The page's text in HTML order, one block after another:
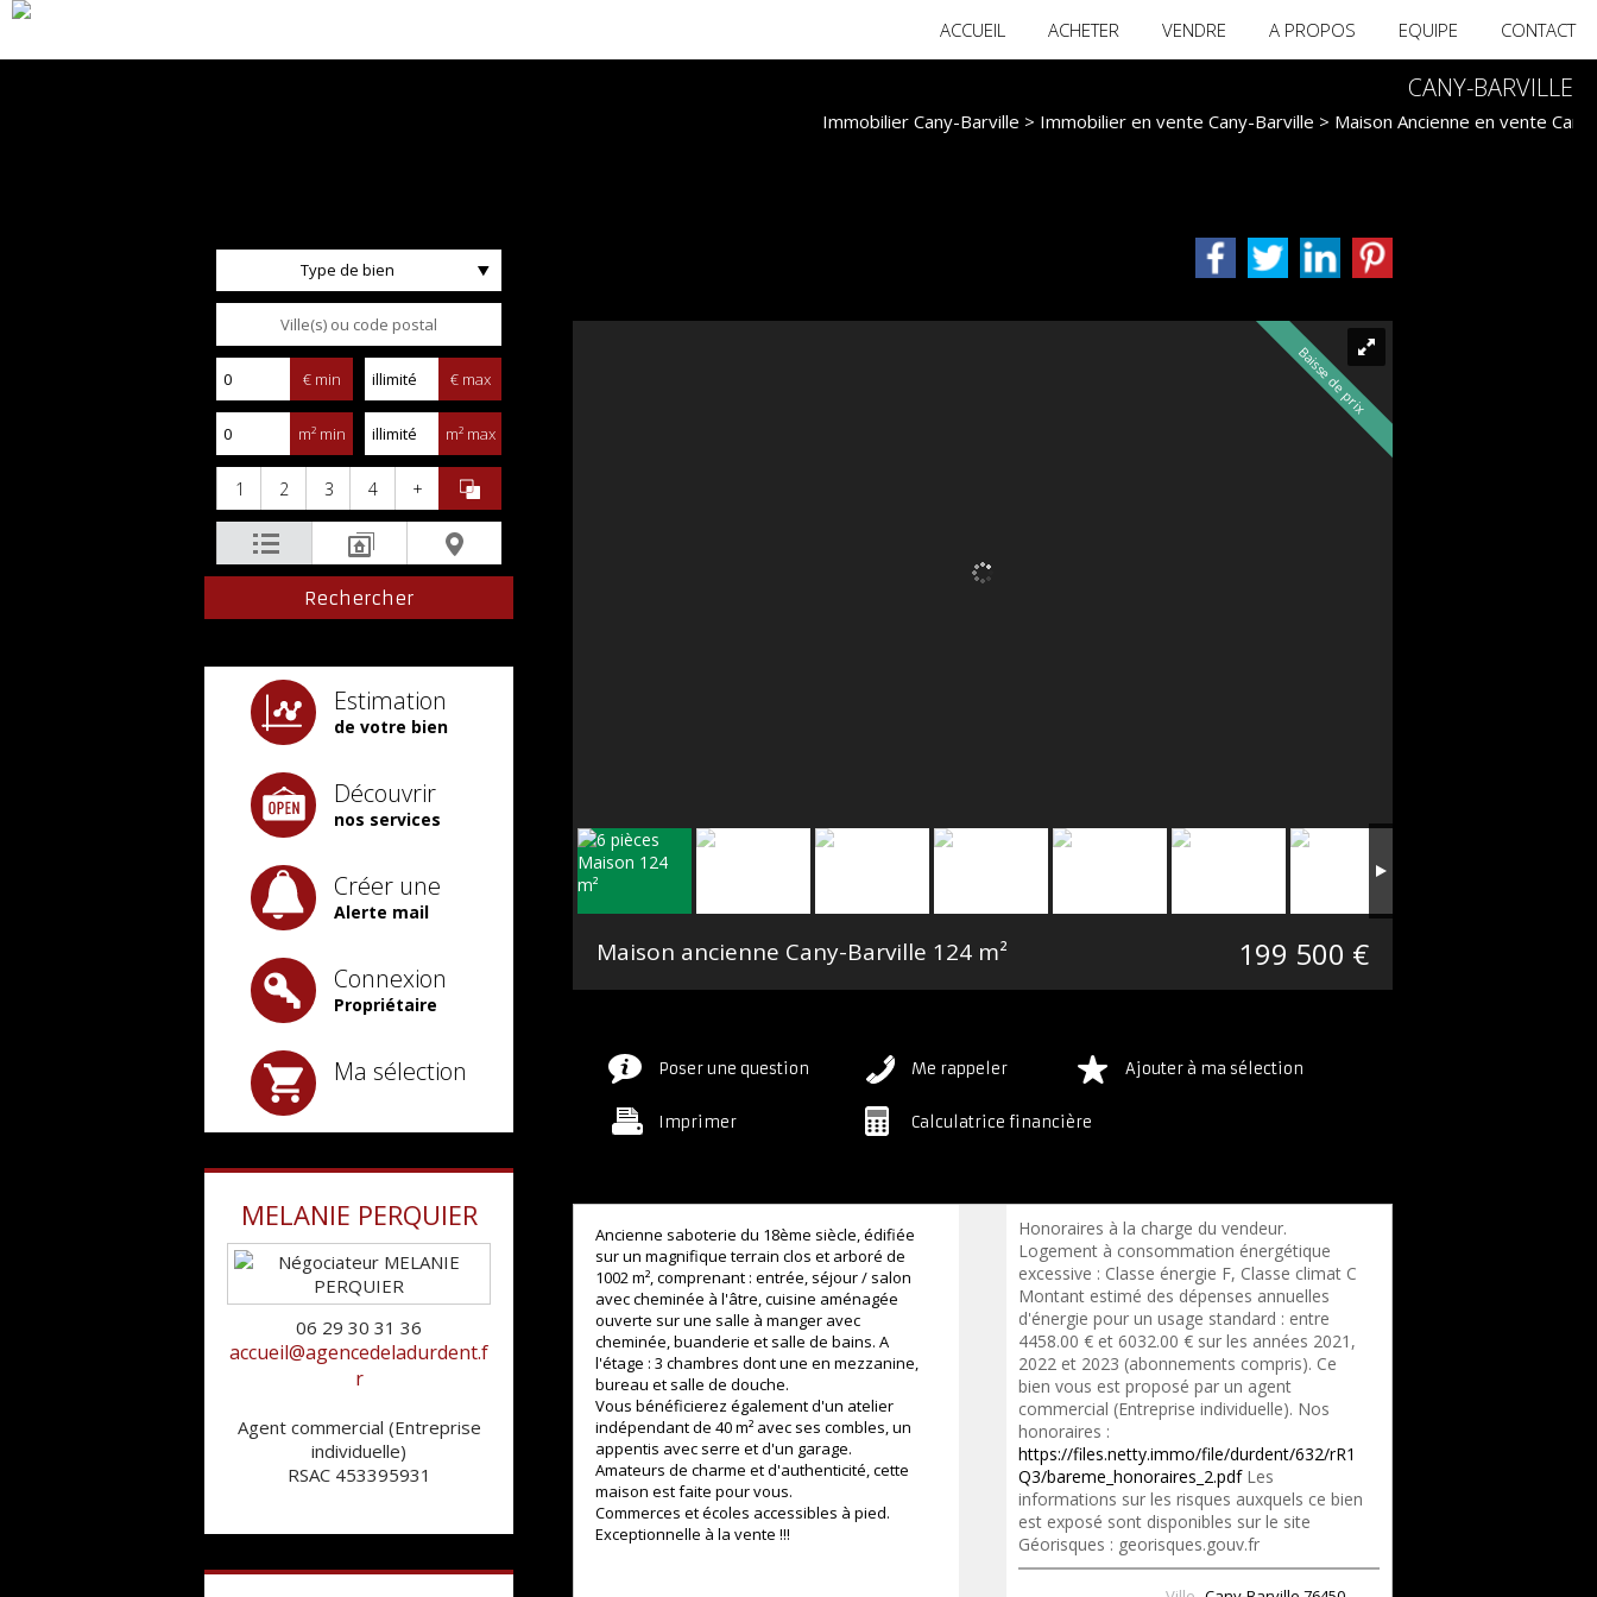
ACCUEIL ACHETER VENDRE A PROPOS EQUIPE CONTACT
CANY-BARVILLE
Immobilier Cany-Barville > Immobilier en vente Cany-Barville > Maison Ancienne en vente
Type de bien
€ min € max
m² min m² max
1 2 3 4 +
Estimation
de votre bien
Découvrir
nos services
Créer une
Alerte mail
Connexion
Propriétaire
Ma sélection
MELANIE PERQUIER
06 29 30 31 36
accueil@agencedeladurdent.f
r
Agent commercial (Entreprise
individuelle)
RSAC 453395931
Baisse de prix
Maison ancienne Cany-Barville 124 m² 199 500 €
Poser une question Me rappeler Ajouter à ma sélection
Imprimer Calculatrice financière
Ancienne saboterie du 18ème siècle, édifiée
sur un magnifique terrain clos et arboré de
1002 m², comprenant : entrée, séjour / salon
avec cheminée à l'âtre, cuisine aménagée
ouverte sur une salle à manger avec
cheminée, buanderie et salle de bains. A
l'étage : 3 chambres dont une en mezzanine,
bureau et salle de douche.
Vous bénéficierez également d'un atelier
indépendant de 40 m² avec ses combles, un
appentis avec serre et d'un garage.
Amateurs de charme et d'authenticité, cette
maison est faite pour vous.
Commerces et écoles accessibles à pied.
Exceptionnelle à la vente !!!
Honoraires à la charge du vendeur.
Logement à consommation énergétique
excessive : Classe énergie F, Classe climat C
Montant estimé des dépenses annuelles
d'énergie pour un usage standard : entre
4458.00 € et 6032.00 € sur les années 2021,
2022 et 2023 (abonnements compris). Ce
bien vous est proposé par un agent
commercial (Entreprise individuelle). Nos
honoraires :
https://files.netty.immo/file/durdent/632/rR1
Q3/bareme_honoraires_2.pdfLes
informations sur les risques auxquels ce bien
est exposé sont disponibles sur le site
Géorisques : georisques.gouv.fr